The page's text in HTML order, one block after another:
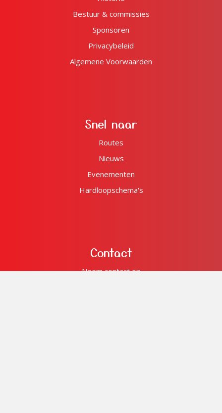
Bestuur & commissies
Sponsoren
Privacybeleid
Algemene Voorwaarden
Snel naar
Routes
Nieuws
Evenementen
Hardloopschema's
Contact
Neem contact op